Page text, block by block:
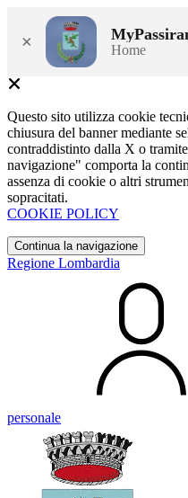
× Home
Questo sito utilizza cookie
chiusura del banner mediante
contraddistinto dalla X o
navigazione" comporta la
assenza di cookie o altri
sopracitati.
COOKIE POLICY
Continua la navigazione
Regione Lombardia
personale